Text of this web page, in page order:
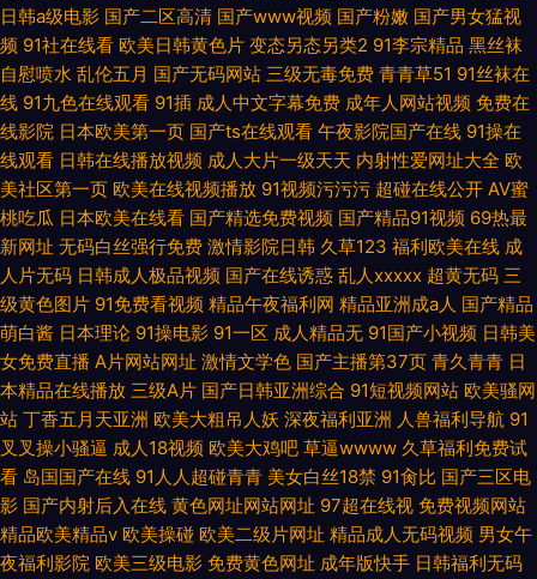
日韩a级电影 国产二区高清 国产www视频 国产粉嫩 国产男女猛视
频 91社在线看 欧美日韩黄色片 变态另态另类2 91李宗精品 黑丝袜
自慰喷水 乱伦五月 国产无码网站 三级无毒免费 青青草51 91丝袜在
线 91九色在线观看 91插 成人中文字幕免费 成年人网站视频 免费在
线影院 日本欧美第一页 国产ts在线观看 午夜影院国产在线 91操在
线观看 日韩在线播放视频 成人大片一级天天 内射性爱网址大全 欧
美社区第一页 欧美在线视频播放 91视频污污污 超碰在线公开 AV蜜
桃吃瓜 日本欧美在线看 国产精选免费视频 国产精品91视频 69热最
新网址 无码白丝强行免费 激情影院日韩 久草123 福利欧美在线 成
人片无码 日韩成人极品视频 国产在线诱惑 乱人xxxxx 超黄无码 三
级黄色图片 91免费看视频 精品午夜福利网 精品亚洲成a人 国产精品
萌白酱 日本理论 91操电影 91一区 成人精品无 91国产小视频 日韩美
女免费直播 A片网站网址 激情文学色 国产主播第37页 青久青青 日
本精品在线播放 三级A片 国产日韩亚洲综合 91短视频网站 欧美骚网
站 丁香五月天亚洲 欧美大粗吊人妖 深夜福利亚洲 人兽福利导航 91
叉叉操小骚逼 成人18视频 欧美大鸡吧 草逼wwww 久草福利免费试
看 岛国国产在线 91人人超碰青青 美女白丝18禁 91肏比 国产三区电
影 国产内射后入在线 黄色网址网站网址 97超在线视 免费视频网站
精品欧美精品v 欧美操碰 欧美二级片网址 精品成人无码视频 男女午
夜福利影院 欧美三级电影 免费黄色网址 成年版快手 日韩福利无码